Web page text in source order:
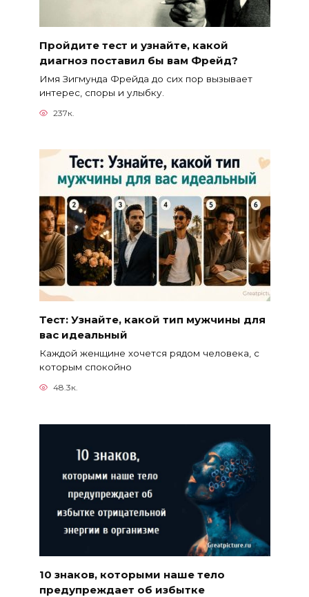
Пройдите тест и узнайте, какой
диагноз поставил бы вам Фрейд?
Имя Зигмунда Фрейда до сих пор вызывает
интерес, споры и улыбку.
237к.
Тест: Узнайте, какой тип мужчины для
вас идеальный
Каждой женщине хочется рядом человека, с
которым спокойно
48.3к.
10 знаков, которыми наше тело
предупреждает об избытке